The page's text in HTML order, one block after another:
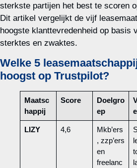
sterkste partijen het best te scoren
Dit artikel vergelijkt de vijf
hoogste klanttevredenheid op basis
sterktes en zwaktes.
Welke 5
hoogst op Trustpilot?
Maatsc
happij
Score
Doelgro
ep
LIZY 4,6
Mkb’ers
, zzp’ers
en
freelanc